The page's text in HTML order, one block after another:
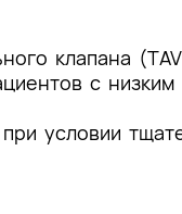
клапана
с
условии